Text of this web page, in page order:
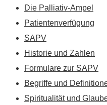
Die Palliativ-Ampel
Patientenverfügung
SAPV
Historie und Zahlen
Formulare zur SAPV
Begriffe und
Spiritualität und